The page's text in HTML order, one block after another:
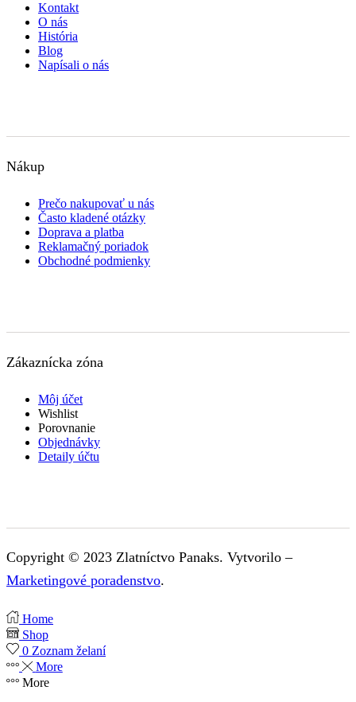
Kontakt
O nás
História
Blog
Napísali o nás
Nákup
Prečo nakupovať u nás
Často kladené otázky
Doprava a platba
Reklamačný poriadok
Obchodné podmienky
Zákaznícka zóna
Môj účet
Wishlist
Porovnanie
Objednávky
Detaily účtu
Copyright © 2023 Zlatníctvo Panaks. Vytvorilo –
Marketingové poradenstvo.
Home
Shop
0 Zoznam želaní
More
More